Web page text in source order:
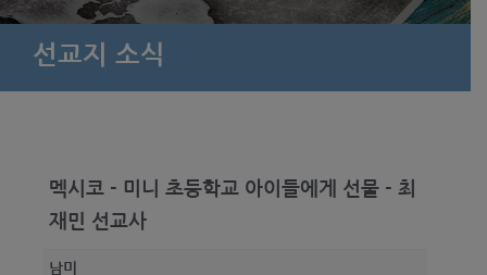
정기총회 결과 보고서
선교지 소식
선교사들을 위한 중보기도
선교지 소식
멕시코 - 미니 초등학교 아이들에게 선물 - 최
재민 선교사
남미